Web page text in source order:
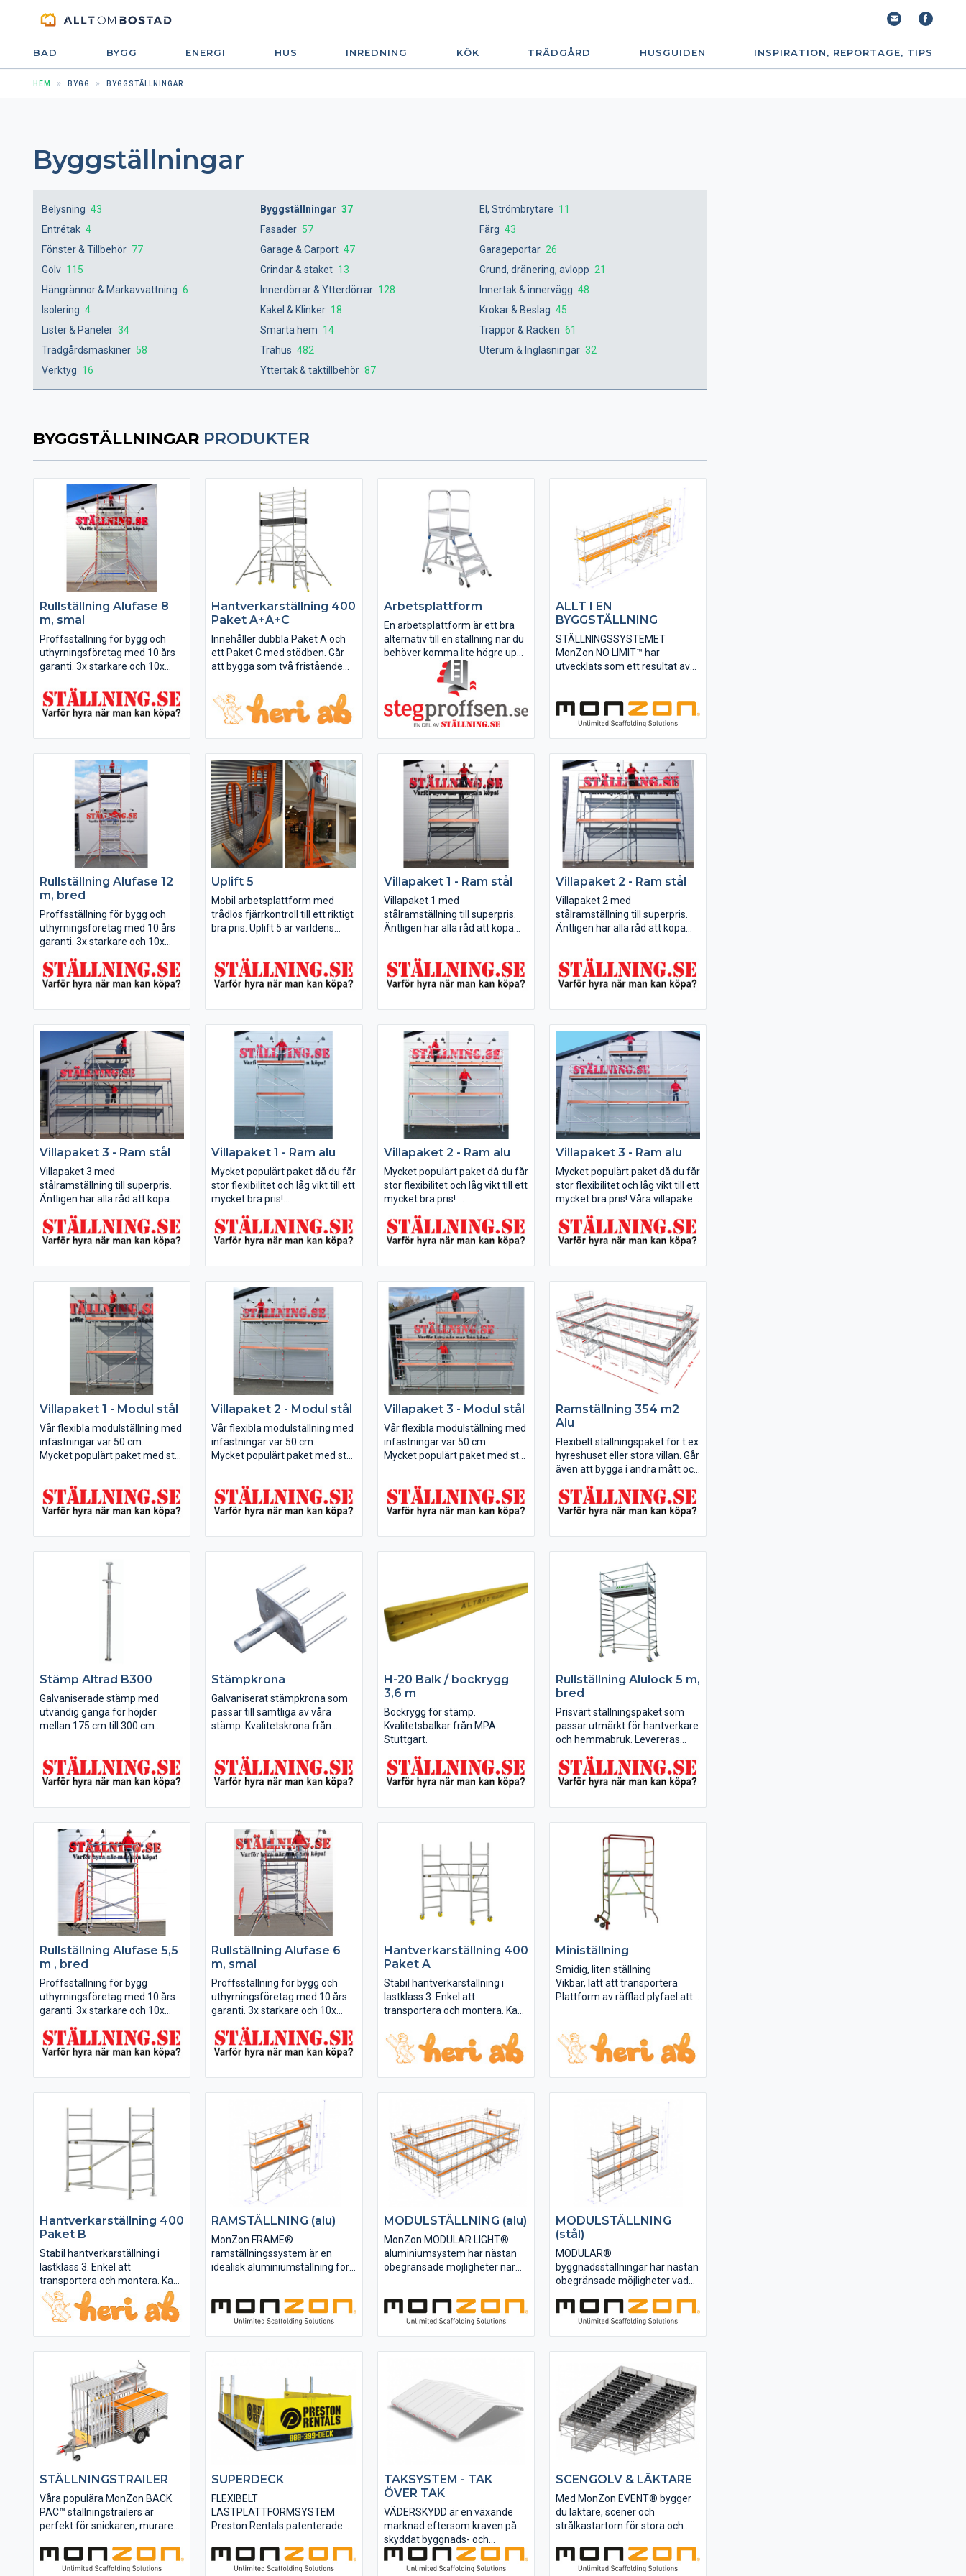
BAD BYGG ENERGI HUS INREDNING KÖK TRÄDGÅRD HUSGUIDEN INSPIRATION, REPORTAGE, TIPS
HEM BYGG BYGGSTÄLLNINGAR
Byggställningar
Belysning 43 Byggställningar 37 El, Strömbrytare 11
Entrétak 4 Fasader 57 Färg 43
Fönster & Tillbehör 77 Garage & Carport 47 Garageportar 26
Golv 115 Grindar & staket 13 Grund, dränering, avlopp 21
Hängrännor & Markavvattning 6 Innerdörrar & Ytterdörrar 128 Innertak & innervägg 48
Isolering 4 Kakel & Klinker 18 Krokar & Beslag 45
Lister & Paneler 34 Smarta hem 14 Trappor & Räcken 61
Trädgårdsmaskiner 58 Trähus 482 Uterum & Inglasningar 32
Verktyg 16 Yttertak & taktillbehör 87
BYGGSTÄLLNINGAR PRODUKTER
Rullställning Alufase 8
m, smal
Proffsställning för bygg och
uthyrningsföretag med 10 års
garanti. 3x starkare och 10x
vanliga svetsade rullställningar.
Hantverkarställning 400
Paket A+A+C
Innehåller dubbla Paket A och
ett Paket C med stödben. Går
att bygga som två fristående
kombineras till en högre
ställning.
Arbetsplattform
En arbetsplattform är ett bra
alternativ till en ställning när du
behöver komma lite högre upp
och samtidigt lätt kunna flytta
den. Underhåll, målning,
tillfälligt montagearbete är
typexempel, men också för
lagerarbete är en plattform
ALLT I EN
BYGGSTÄLLNING
STÄLLNINGSSYSTEMET
MonZon NO LIMIT™ har
utvecklats som ett resultat av
avdelning.
användare från hela världen,
från byggnadsbranschen till...
Rullställning Alufase 12
m, bred
Proffsställning för bygg och
uthyrningsföretag med 10 års
garanti. 3x starkare och 10x
vanliga svetsade rullställningar.
Uplift 5
Mobil arbetsplattform med
trådlös fjärrkontroll till ett riktigt
bra pris. Uplift 5 är världens
endast 90 kg + 60 kg ballast. Ett
riktigt bra alternativ jämfört
Villapaket 1 - Ram stål
Villapaket 1 med
stålramställning till superpris.
Äntligen har alla råd att köpa
passar både hemmafixare och
proffs.
3x6 m och 6x4 m (bredd x...
Villapaket 2 - Ram stål
Villapaket 2 med
stålramställning till superpris.
Äntligen har alla råd att köpa
passar både hemmafixare och
proffs.
6x6 m, 3x8 m och 9x4 m (bredd
x...
Villapaket 3 - Ram stål
Villapaket 3 med
stålramställning till superpris.
Äntligen har alla råd att köpa
sin egen byggställning!
Mycket populärt paket som
passar både hemmafixare och
Detta paket kan du bygga till
9x6 + gaveltopp,
9x6, 6x8 och...
Villapaket 1 - Ram alu
Mycket populärt paket då du får
stor flexibilitet och låg vikt till ett
mycket bra pris!
Detta paket kan du bygga både
till 3x6 m och 6x4 m (bredd x
Villapaket 2 - Ram alu
Mycket populärt paket då du får
stor flexibilitet och låg vikt till ett
mycket bra pris!
Detta paket kan du bygga både
till 6x6 m, 3x8 m och 9 x 4 m
Villapaket 3 - Ram alu
Mycket populärt paket då du får
stor flexibilitet och låg vikt till ett
mycket bra pris! Våra villapaket
i Ram aluminium är anpassade
för yrkesfolk som vill ha en lätt
och stark byggställning.
9x6, 15x4 och 6x8 m...
Villapaket 1 - Modul stål
Vår flexibla modulställning med
infästningar var 50 cm.
Mycket populärt paket med stor
Detta paket kan du bygga till
3x6 m och 6x4 m (bredd x
arbetshöjd).
Villapaket 2 - Modul stål
Vår flexibla modulställning med
infästningar var 50 cm.
Mycket populärt paket med stor
Detta paket kan du bygga till
6x6 m, 3x8 och 9x4 m (bredd x
arbetshöjd).
Villapaket 3 - Modul stål
Vår flexibla modulställning med
infästningar var 50 cm.
Mycket populärt paket med stor
Altrad Modul är tillverkad i
Europa för högsta kvalitet och
säkerhet.
9x6, 15x4...
Ramställning 354 m2
Alu
Flexibelt ställningspaket för t.ex
hyreshuset eller stora villan. Går
även att bygga i andra mått och
kombinationer. Altrad RAM är
en av marknadens bästa
ställningar utrustad med
ställningen stabil från start.
Bygger på samma...
Stämp Altrad B300
Galvaniserade stämp med
utvändig gänga för höjder
mellan 175 cm till 300 cm.
eller industristämp.
Kvalitetsstämp från Altrad
tillverkade i Europa med 10 års
Stämpkrona
Galvaniserat stämpkrona som
passar till samtliga av våra
stämp. Kvalitetskrona från
10 års garanti!
H-20 Balk / bockrygg
3,6 m
Bockrygg för stämp.
Kvalitetsbalkar från MPA
Stuttgart.
Rullställning Alulock 5 m,
bred
Prisvärt ställningspaket som
passar utmärkt för hantverkare
och hemmabruk. Levereras
komplett enligt bild.
Rullställning Alufase 5,5
m , bred
Proffsställning för bygg
uthyrningsföretag med 10 års
garanti. 3x starkare och 10x
längre livstid jämfört mot
vanliga svetsade rullställningar.
Rullställning Alufase 6
m, smal
Proffsställning för bygg och
uthyrningsföretag med 10 års
garanti. 3x starkare och 10x
längre livslängd jämfört med
vanliga svetsade rullställningar.
Hantverkarställning 400
Paket A
Stabil hantverkarställning i
lastklass 3. Enkel att
transportera och montera. Kan
kan kombineras A+A+C eller
A+A+B. Paket A och B kan även
användas fristående.
Ministällning
Smidig, liten ställning
Vikbar, lätt att transportera
Plattform av räfflad plyfael att
kan kombineras A+A+C eller
A+A+B. Paket A och B kan även
användas fristående.
Hantverkarställning 400
Paket B
Stabil hantverkarställning i
lastklass 3. Enkel att
transportera och montera. Kan
byggas upp till 2,2m. Paketen
kan kombineras A+A+C eller
A+A+B. Paket A och B kan även
användas fristående.
RAMSTÄLLNING (alu)
MonZon FRAME®
ramställningssystem är en
idealisk aluminiumställning för
består av lätta komponenter i
högkvalitativ aluminium. Med
testade och godkända
glasfiberplattformar blir
MODULSTÄLLNING (alu)
MonZon MODULAR LIGHT®
aluminiumsystem har nästan
obegränsade möjligheter när
Ställningssystemet består av
starka komponenter i
aluminium vilket gör den
flexibel som byggställning. Välj
MODULSTÄLLNING
(stål)
MODULAR®
byggnadsställningar har nästan
obegränsade möjligheter vad
användning. Eftersom
ställningssystemet består av
starka komponenter i stål kan
du bygga hur högt du vill med
bibehållen lastklass 6. Välj
mellan 4 olika typer...
STÄLLNINGSTRAILER
Våra populära MonZon BACK
PAC™ ställningstrailers är
perfekt för snickaren, muraren
FRAME®, MODULAR LIGHT®
eller NO LIMIT™ - alla i
SUPERDECK
FLEXIBELT
LASTPLATTFORMSYSTEM
Preston Rentals patenterade
SuperDeck® har varit det
föredragna valet för
TAKSYSTEM - TAK
ÖVER TAK
VÄDERSKYDD är en växande
marknad eftersom kraven på
skyddat byggnads- och
underhållsarbete ökar.
SCENGOLV & LÄKTARE
Med MonZon EVENT® bygger
du läktare, scener och
strålkastartorn för stora och
är belastningsprovat av RISE -
Research Institutes of Sweden